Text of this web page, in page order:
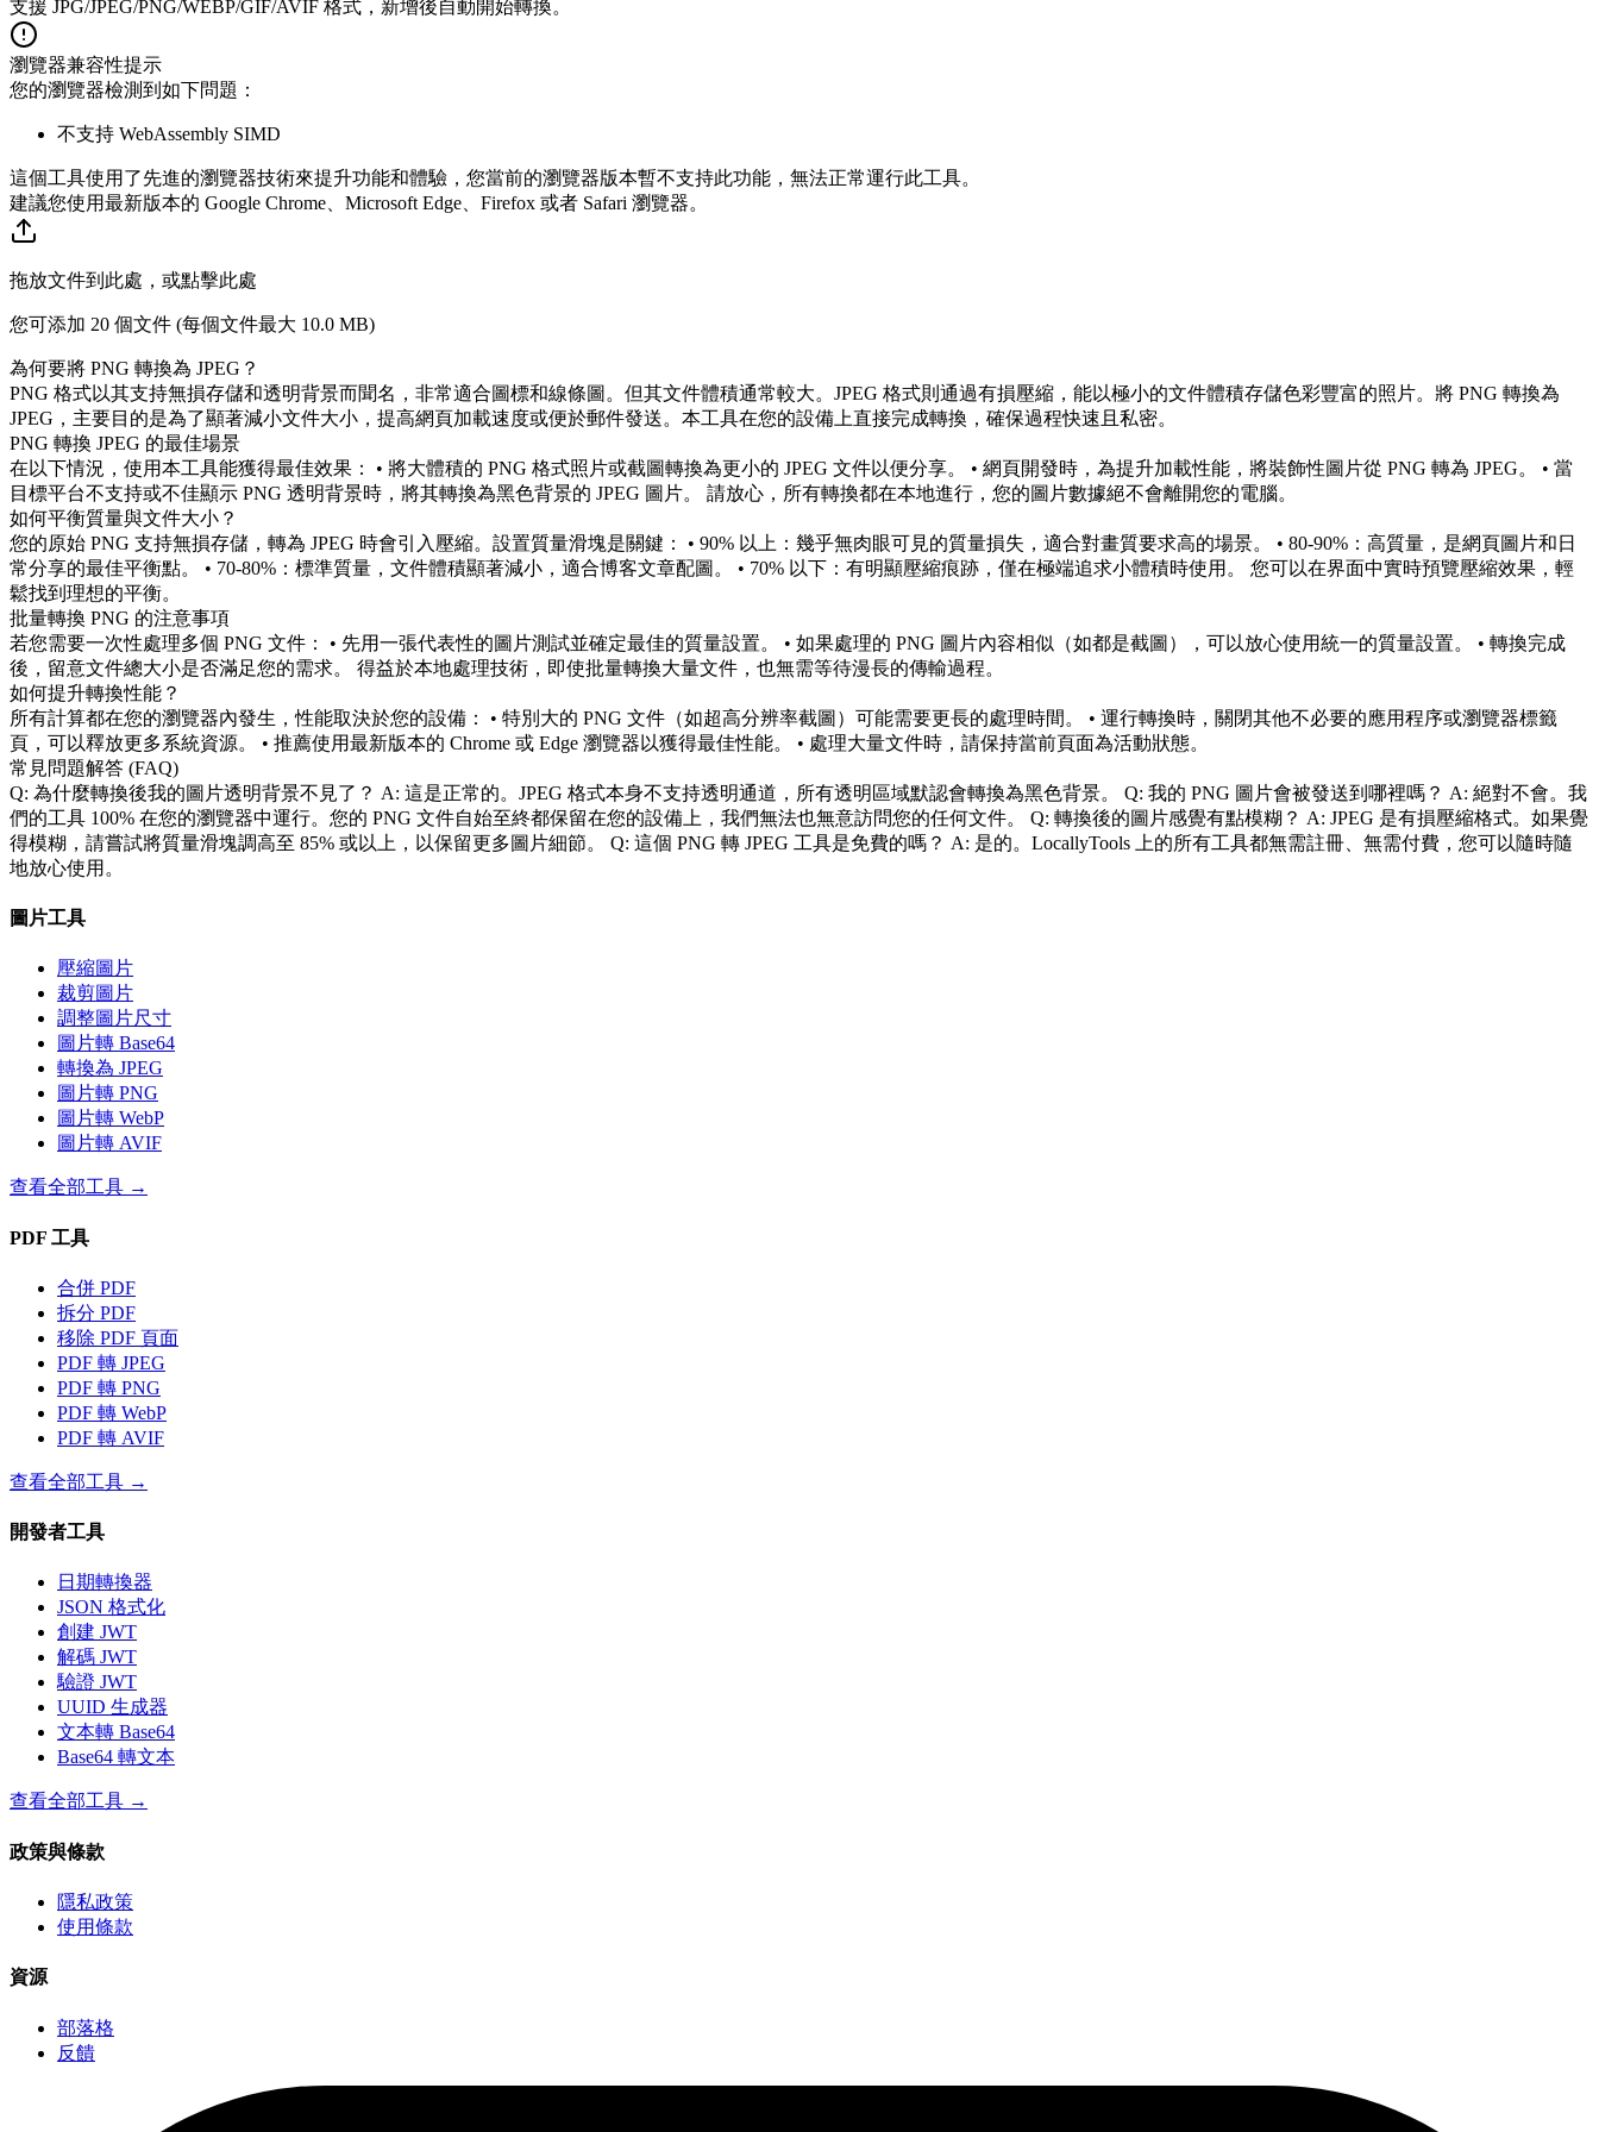
支援 JPG/JPEG/PNG/WEBP/GIF/AVIF 格式，新增後自動開始轉換。
瀏覽器兼容性提示
您的瀏覽器檢測到如下問題：
不支持 WebAssembly SIMD
這個工具使用了先進的瀏覽器技術來提升功能和體驗，您當前的瀏覽器版本暫不支持此功能，無法正常運行此工具。
建議您使用最新版本的 Google Chrome、Microsoft Edge、Firefox 或者 Safari 瀏覽器。
拖放文件到此處，或點擊此處
您可添加 20 個文件 (每個文件最大 10.0 MB)
為何要將 PNG 轉換為 JPEG？
PNG 格式以其支持無損存儲和透明背景而聞名，非常適合圖標和線條圖。但其文件體積通常較大。JPEG 格式則通過有損壓縮，能以極小的文件體積存儲色彩豐富的照片。將 PNG 轉換為
JPEG，主要目的是為了顯著減小文件大小，提高網頁加載速度或便於郵件發送。本工具在您的設備上直接完成轉換，確保過程快速且私密。
PNG 轉換 JPEG 的最佳場景
在以下情況，使用本工具能獲得最佳效果： • 將大體積的 PNG 格式照片或截圖轉換為更小的 JPEG 文件以便分享。 • 網頁開發時，為提升加載性能，將裝飾性圖片從 PNG 轉為 JPEG。 • 當
目標平台不支持或不佳顯示 PNG 透明背景時，將其轉換為黑色背景的 JPEG 圖片。 請放心，所有轉換都在本地進行，您的圖片數據絕不會離開您的電腦。
如何平衡質量與文件大小？
您的原始 PNG 支持無損存儲，轉為 JPEG 時會引入壓縮。設置質量滑塊是關鍵： • 90% 以上：幾乎無肉眼可見的質量損失，適合對畫質要求高的場景。 • 80-90%：高質量，是網頁圖片和日
常分享的最佳平衡點。 • 70-80%：標準質量，文件體積顯著減小，適合博客文章配圖。 • 70% 以下：有明顯壓縮痕跡，僅在極端追求小體積時使用。 您可以在界面中實時預覽壓縮效果，輕
鬆找到理想的平衡。
批量轉換 PNG 的注意事項
若您需要一次性處理多個 PNG 文件： • 先用一張代表性的圖片測試並確定最佳的質量設置。 • 如果處理的 PNG 圖片內容相似（如都是截圖），可以放心使用統一的質量設置。 • 轉換完成
後，留意文件總大小是否滿足您的需求。 得益於本地處理技術，即使批量轉換大量文件，也無需等待漫長的傳輸過程。
如何提升轉換性能？
所有計算都在您的瀏覽器內發生，性能取決於您的設備： • 特別大的 PNG 文件（如超高分辨率截圖）可能需要更長的處理時間。 • 運行轉換時，關閉其他不必要的應用程序或瀏覽器標籤
頁，可以釋放更多系統資源。 • 推薦使用最新版本的 Chrome 或 Edge 瀏覽器以獲得最佳性能。 • 處理大量文件時，請保持當前頁面為活動狀態。
常見問題解答 (FAQ)
Q: 為什麼轉換後我的圖片透明背景不見了？ A: 這是正常的。JPEG 格式本身不支持透明通道，所有透明區域默認會轉換為黑色背景。 Q: 我的 PNG 圖片會被發送到哪裡嗎？ A: 絕對不會。我
們的工具 100% 在您的瀏覽器中運行。您的 PNG 文件自始至終都保留在您的設備上，我們無法也無意訪問您的任何文件。 Q: 轉換後的圖片感覺有點模糊？ A: JPEG 是有損壓縮格式。如果覺
得模糊，請嘗試將質量滑塊調高至 85% 或以上，以保留更多圖片細節。 Q: 這個 PNG 轉 JPEG 工具是免費的嗎？ A: 是的。LocallyTools 上的所有工具都無需註冊、無需付費，您可以隨時隨
地放心使用。
圖片工具
壓縮圖片
裁剪圖片
調整圖片尺寸
圖片轉 Base64
轉換為 JPEG
圖片轉 PNG
圖片轉 WebP
圖片轉 AVIF
查看全部工具 →
PDF 工具
合併 PDF
拆分 PDF
移除 PDF 頁面
PDF 轉 JPEG
PDF 轉 PNG
PDF 轉 WebP
PDF 轉 AVIF
查看全部工具 →
開發者工具
日期轉換器
JSON 格式化
創建 JWT
解碼 JWT
驗證 JWT
UUID 生成器
文本轉 Base64
Base64 轉文本
查看全部工具 →
政策與條款
隱私政策
使用條款
資源
部落格
反饋